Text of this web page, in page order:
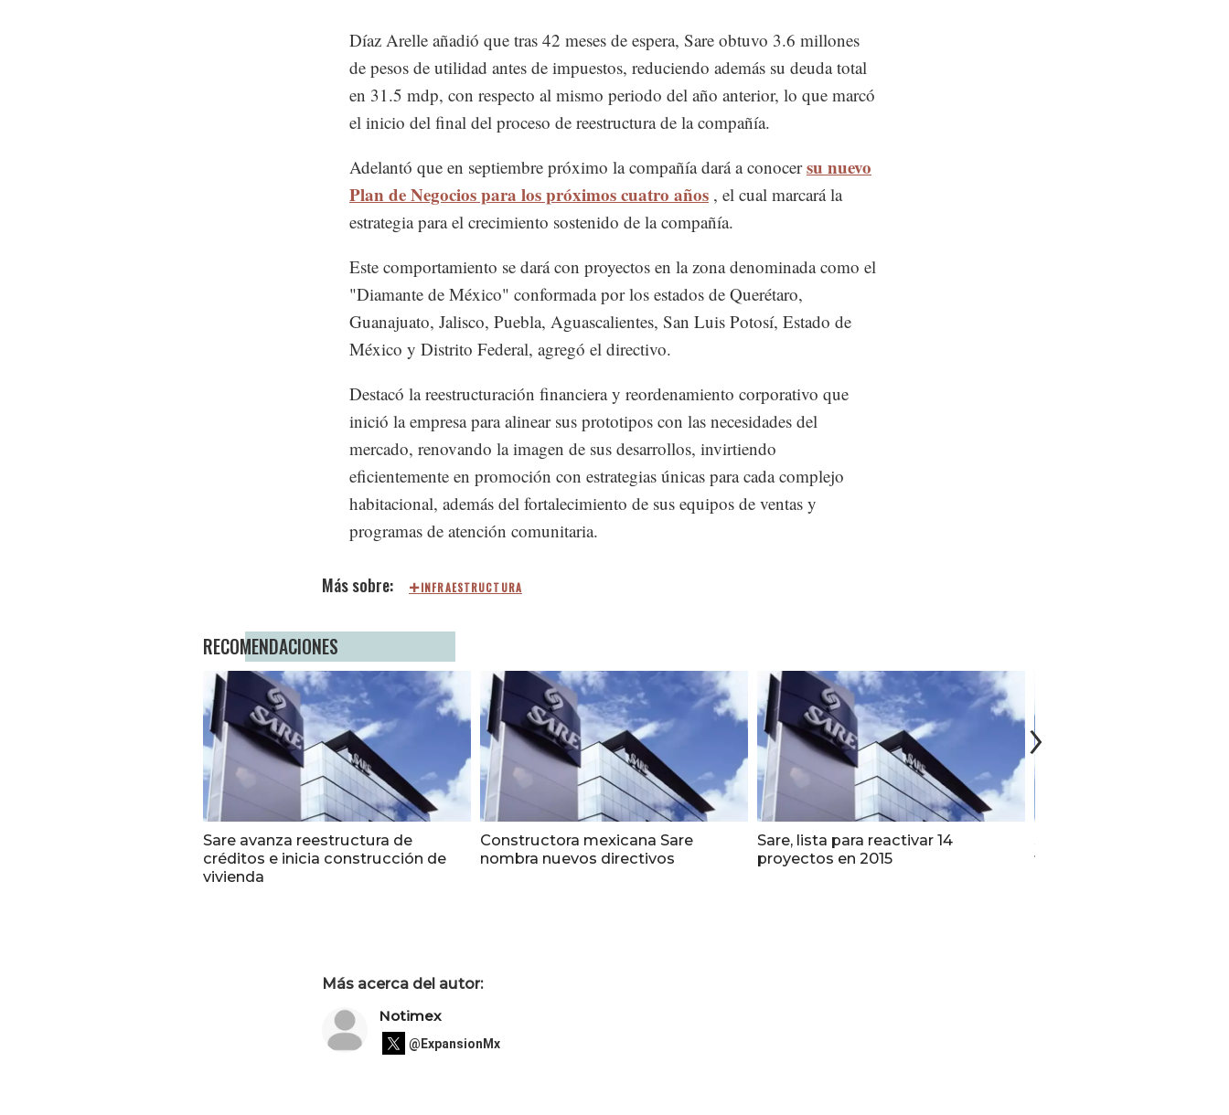
Díaz Arelle añadió que tras 42 meses de espera, Sare obtuvo 3.6 millones
de pesos de utilidad antes de impuestos, reduciendo además su deuda total
en 31.5 mdp, con respecto al mismo periodo del año anterior, lo que marcó
el inicio del final del proceso de reestructura de la compañía.
Adelantó que en septiembre próximo la compañía dará a conocersu nuevo
Plan de Negocios para los próximos cuatro años , el cual marcará la
estrategia para el crecimiento sostenido de la compañía.
Este comportamiento se dará con proyectos en la zona denominada como el
"Diamante de México" conformada por los estados de Querétaro,
Guanajuato, Jalisco, Puebla, Aguascalientes, San Luis Potosí, Estado de
México y Distrito Federal, agregó el directivo.
Destacó la reestructuración financiera y reordenamiento corporativo que
inició la empresa para alinear sus prototipos con las necesidades del
mercado, renovando la imagen de sus desarrollos, invirtiendo
eficientemente en promoción con estrategias únicas para cada complejo
habitacional, además del fortalecimiento de sus equipos de ventas y
programas de atención comunitaria.
INFRAESTRUCTURA
RECOMENDACIONES
Sare avanza reestructura de
créditos e inicia construcción de
vivienda
Constructora mexicana Sare
nombra nuevos directivos
Sare, lista para reactivar 14
proyectos en 2015
Sare concluye su
financiera
Más acerca del autor:
Notimex
@ExpansionMx